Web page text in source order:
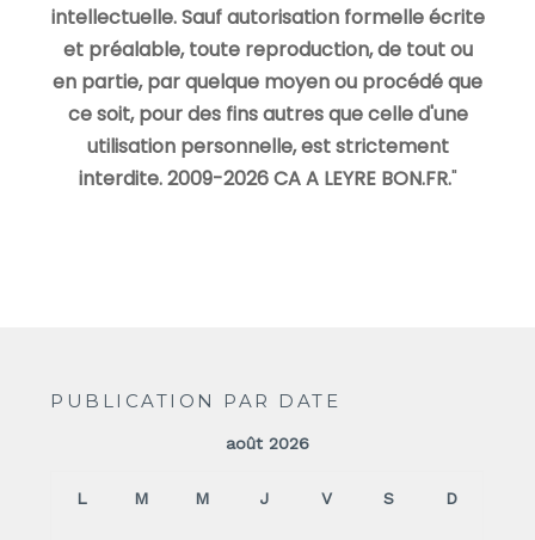
intellectuelle. Sauf autorisation formelle écrite
et préalable, toute reproduction, de tout ou
en partie, par quelque moyen ou procédé que
ce soit, pour des fins autres que celle d'une
utilisation personnelle, est strictement
interdite. 2009-2026 CA A LEYRE BON.FR."
PUBLICATION PAR DATE
août 2026
L M M J V S D